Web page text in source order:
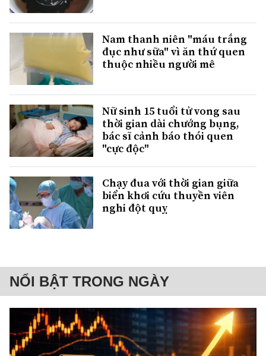
Nam thanh niên "máu trắng
đục như sữa" vì ăn thứ quen
thuộc nhiều người mê
Nữ sinh 15 tuổi tử vong sau
thời gian dài chướng bụng,
bác sĩ cảnh báo thói quen
"cực độc"
Chạy đua với thời gian giữa
biển khơi cứu thuyền viên
nghi đột quỵ
NỔI BẬT TRONG NGÀY